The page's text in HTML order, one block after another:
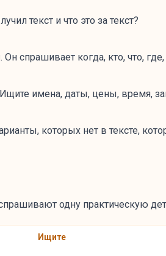
текст и что это за текст?
спрашивает когда, кто, что,
имена, даты, цены, время,
которых нет в тексте,
одну практическую
Ищите